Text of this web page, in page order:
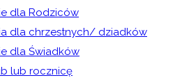
dla Rodziców
dla chrzestnych/ dziadków
dla Świadków
lub rocznicę